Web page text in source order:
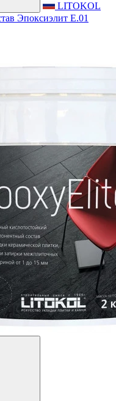
LITOKOL
Эпоксиэлит E.01